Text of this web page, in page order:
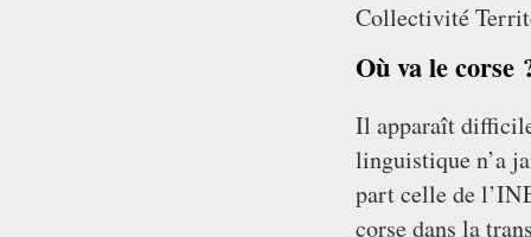
Collectivité
Où va le corse
Il apparaît
linguistique n’a
part celle de
corse dans la